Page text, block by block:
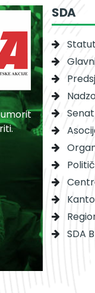
umorit
SDA
Statut
SDA